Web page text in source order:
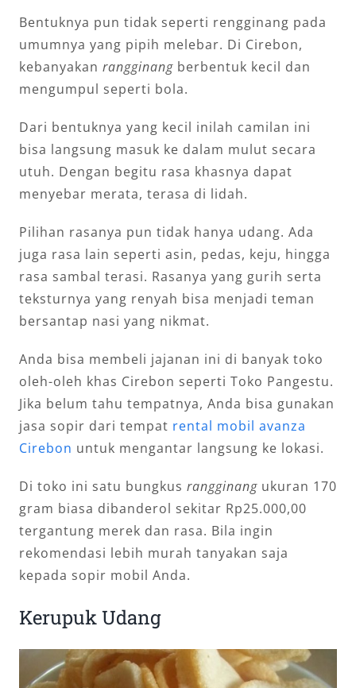
Bentuknya pun tidak seperti rengginang pada
umumnya yang pipih melebar. Di Cirebon,
kebanyakan rangginang berbentuk kecil dan
mengumpul seperti bola.
Dari bentuknya yang kecil inilah camilan ini
bisa langsung masuk ke dalam mulut secara
utuh. Dengan begitu rasa khasnya dapat
menyebar merata, terasa di lidah.
Pilihan rasanya pun tidak hanya udang. Ada
juga rasa lain seperti asin, pedas, keju, hingga
rasa sambal terasi. Rasanya yang gurih serta
teksturnya yang renyah bisa menjadi teman
bersantap nasi yang nikmat.
Anda bisa membeli jajanan ini di banyak toko
oleh-oleh khas Cirebon seperti Toko Pangestu.
Jika belum tahu tempatnya, Anda bisa gunakan
jasa sopir dari tempat rental mobil avanza
Cirebon untuk mengantar langsung ke lokasi.
Di toko ini satu bungkus rangginang ukuran 170
gram biasa dibanderol sekitar Rp25.000,00
tergantung merek dan rasa. Bila ingin
rekomendasi lebih murah tanyakan saja
kepada sopir mobil Anda.
Kerupuk Udang